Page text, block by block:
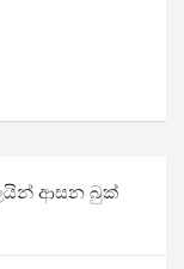
ආසන බුක්